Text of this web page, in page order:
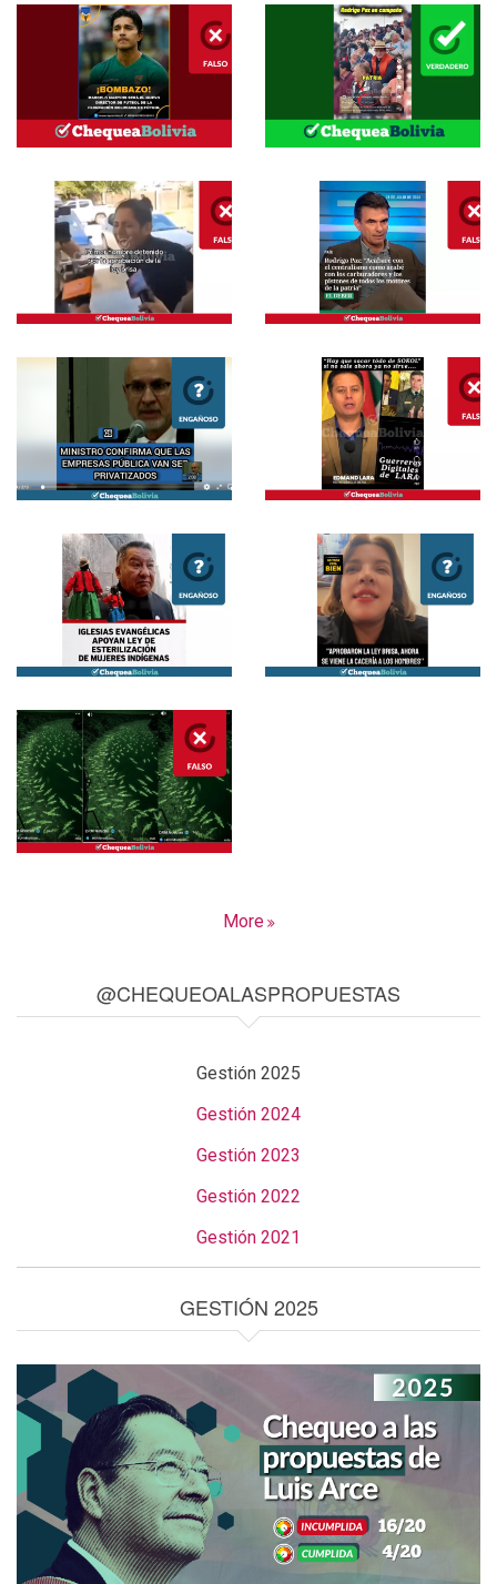
More
@CHEQUEOALASPROPUESTAS
Gestión 2025
Gestión 2024
Gestión 2023
Gestión 2022
Gestión 2021
GESTIÓN 2025